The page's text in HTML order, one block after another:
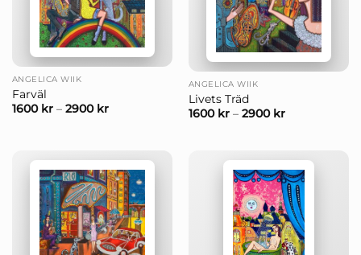
ANGELICA WIIK
Farväl
1600 kr– 2900 kr
ANGELICA WIIK
Livets Träd
1600 kr– 2900 kr